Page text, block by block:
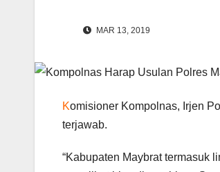
MAR 13, 2019
Komisioner Kompolnas, Irjen
terjawab.
“Kabupaten Maybrat termasuk